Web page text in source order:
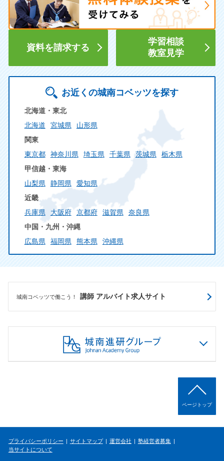
資料を請求する
学習相談
教室見学
お近くの城南コベッツを探す
北海道・東北
北海道
宮城県
山形県
関東
東京都
神奈川県 埼玉県 千葉県 茨城県
栃木県
甲信越・東海
山梨県
静岡県
愛知県
近畿
兵庫県
大阪府 京都府 滋賀県
奈良県
中国・九州・沖縄
広島県
福岡県 熊本県 沖縄県
城南コベッツで働こう！ 講師 アルバイト求人サイト
ページトップ
プライバシーポリシー サイトマップ 運営会社
塾経営者募集
当サイトについて